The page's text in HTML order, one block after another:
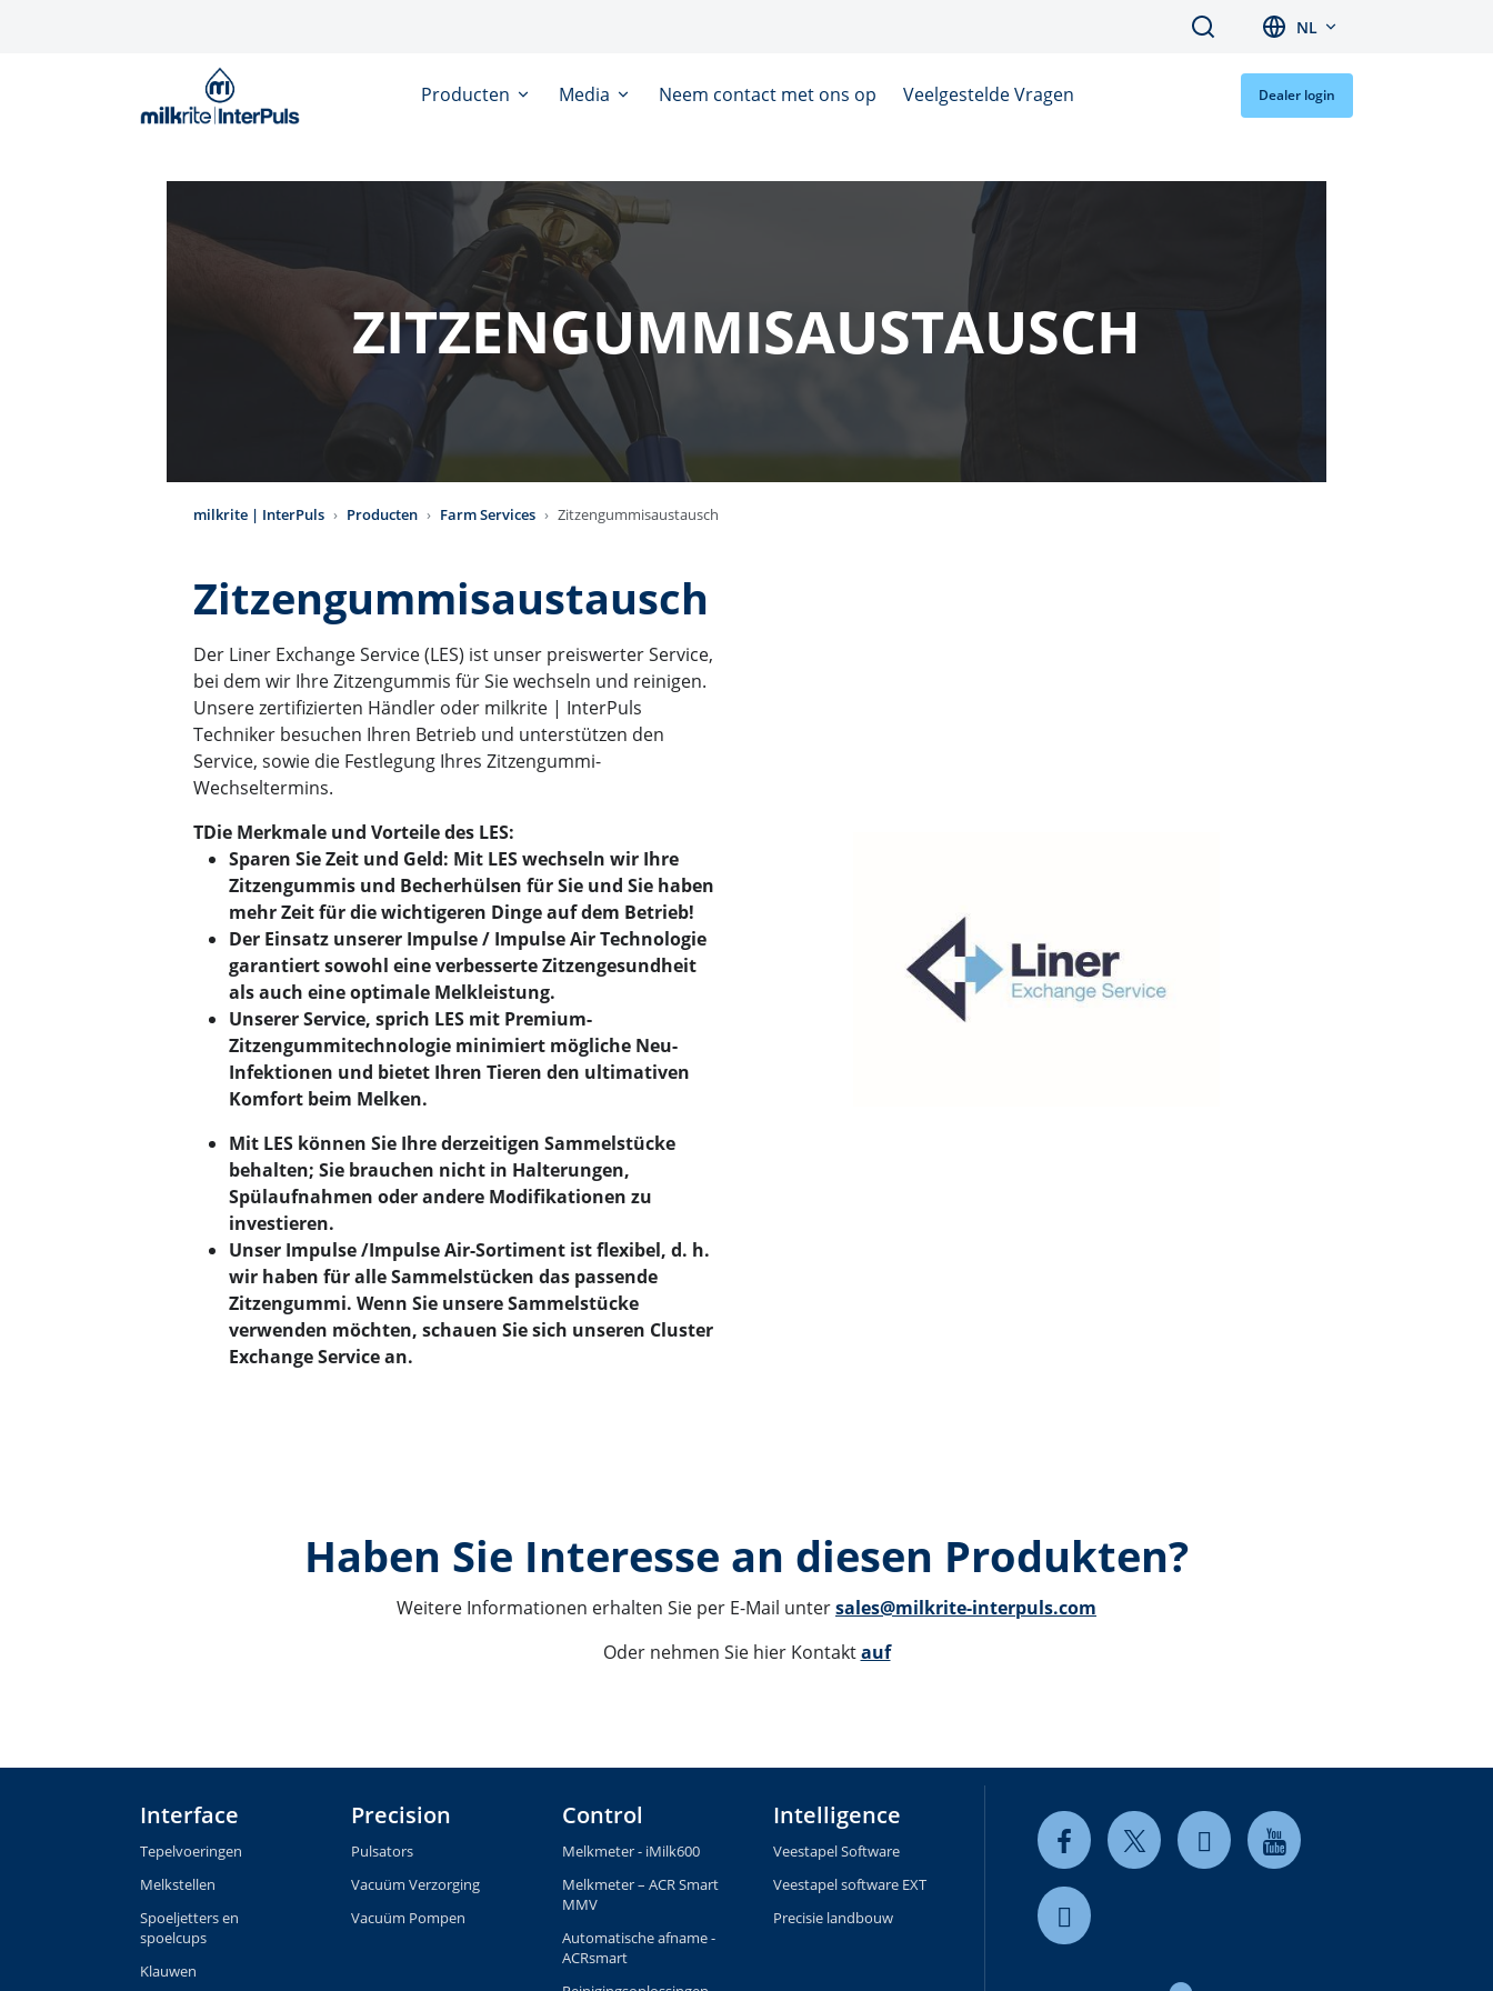
Search NL
Producten Media Neem contact met ons op Veelgestelde Vragen Dealer login
ZITZENGUMMISAUSTAUSCH
milkrite | InterPuls Producten Farm Services Zitzengummisaustausch
Zitzengummisaustausch
Der Liner Exchange Service (LES) ist unser preiswerter Service,
bei dem wir Ihre Zitzengummis für Sie wechseln und reinigen.
Unsere zertifizierten Händler oder milkrite | InterPuls
Techniker besuchen Ihren Betrieb und unterstützen den
Service, sowie die Festlegung Ihres Zitzengummi-
Wechseltermins.
TDie Merkmale und Vorteile des LES:
Sparen Sie Zeit und Geld: Mit LES wechseln wir Ihre
Zitzengummis und Becherhülsen für Sie und Sie haben
mehr Zeit für die wichtigeren Dinge auf dem Betrieb!
Der Einsatz unserer Impulse / Impulse Air Technologie
garantiert sowohl eine verbesserte Zitzengesundheit
als auch eine optimale Melkleistung.
Unserer Service, sprich LES mit Premium-
Zitzengummitechnologie minimiert mögliche Neu-
Infektionen und bietet Ihren Tieren den ultimativen
Komfort beim Melken.
Mit LES können Sie Ihre derzeitigen Sammelstücke
behalten; Sie brauchen nicht in Halterungen,
Spülaufnahmen oder andere Modifikationen zu
investieren.
Unser Impulse /Impulse Air-Sortiment ist flexibel, d. h.
wir haben für alle Sammelstücken das passende
Zitzengummi. Wenn Sie unsere Sammelstücke
verwenden möchten, schauen Sie sich unseren Cluster
Exchange Service an.
Haben Sie Interesse an diesen Produkten?
Weitere Informationen erhalten Sie per E-Mail unter sales@milkrite-interpuls.com
Oder nehmen Sie hier Kontakt auf
Interface
Tepelvoeringen
Melkstellen
Spoeljetters en
spoelcups
Klauwen
Precision
Pulsators
Vacuüm Verzorging
Vacuüm Pompen
Control
Melkmeter - iMilk600
Melkmeter – ACR Smart
MMV
Automatische afname -
ACRsmart
Intelligence
Veestapel Software
Veestapel software EXT
Precisie landbouw